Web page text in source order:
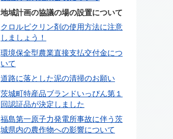
地域計画の協議の場の設置について
クロルピクリン剤の使用方法に注意
しましょう！
環境保全型農業直接支払交付金につ
いて
道路に落とした泥の清掃のお願い
茨城町特産品ブランドいっぴん第１
回認証品が決定しました
福島第一原子力発電所事故に伴う茨
城県内の農作物への影響について